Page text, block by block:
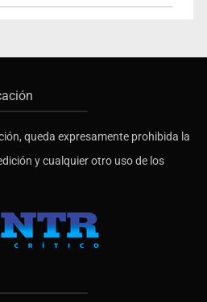
queda expresamente prohibida la
y cualquier otro uso de los